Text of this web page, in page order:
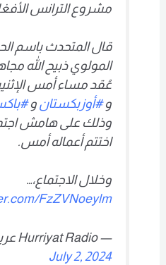
مشروع الترانس
قال المتحدث باسم
المولوي ذبيح الله
عُقد مساء أمس
و#أوزبكستانو
وذلك على هامش
اختتم أعماله أمس.
وخلال الاجتماع،…
FzZVNoeylm
— Hurriyat Radio عربي (@HurriyaAR)
July 2, 2024